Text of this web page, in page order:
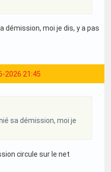
démission, moi je dis, y a pas
2026 21:45
sa démission, moi je
circule sur le net